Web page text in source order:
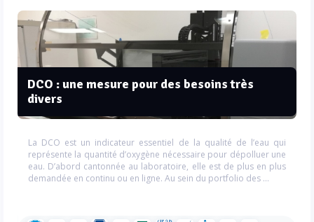
DCO : une mesure pour des besoins très
divers
La DCO est un indicateur essentiel de la qualité de l’eau qui
représente la quantité d’oxygène nécessaire pour dépolluer une
eau. D’abord cantonnée au laboratoire, elle est de plus en plus
demandée en continu ou en ligne. Au sein du portfolio des ...